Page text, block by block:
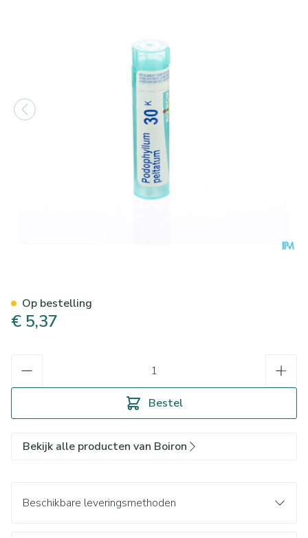
€ 5,37
Bestel
Op bestelling
Bekijk alle producten van Boiron
Beschikbare leveringsmethoden